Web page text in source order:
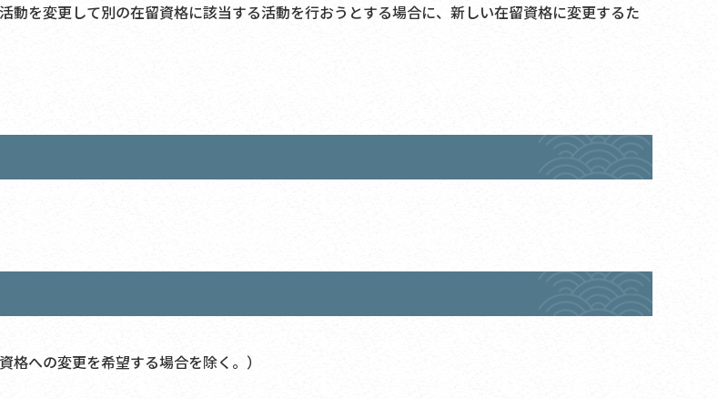
を変更して別の在留資格に該当する活動を行おうとする場合に、新しい在留資格に変更するた
への変更を希望する場合を除く。）